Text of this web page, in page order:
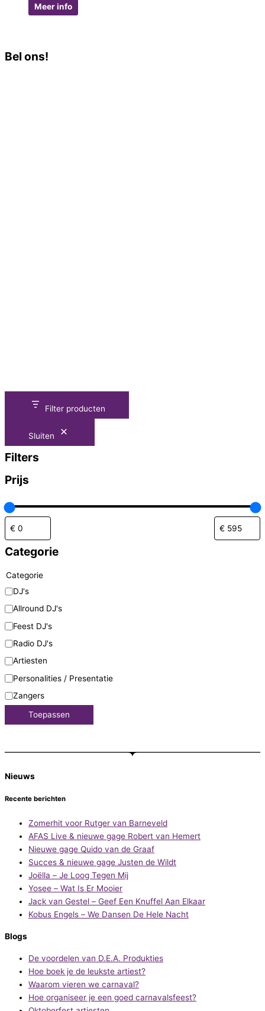
Meer info
Bel ons!
Filter producten
Sluiten
Filters
Prijs
Categorie
Categorie
DJ's
Allround DJ's
Feest DJ's
Radio DJ's
Artiesten
Personalities / Presentatie
Zangers
Toepassen
Nieuws
Recente berichten
Zomerhit voor Rutger van Barneveld
AFAS Live & nieuwe gage Robert van Hemert
Nieuwe gage Quido van de Graaf
Succes & nieuwe gage Justen de Wildt
Joëlla – Je Loog Tegen Mij
Yosee – Wat Is Er Mooier
Jack van Gestel – Geef Een Knuffel Aan Elkaar
Kobus Engels – We Dansen De Hele Nacht
Blogs
De voordelen van D.E.A. Produkties
Hoe boek je de leukste artiest?
Waarom vieren we carnaval?
Hoe organiseer je een goed carnavalsfeest?